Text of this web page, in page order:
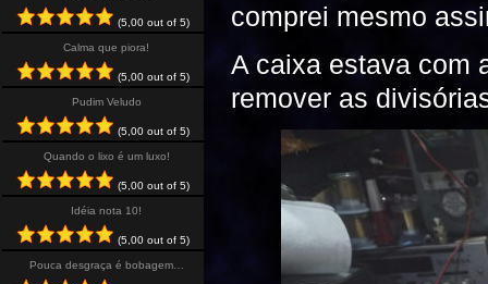
comprei mesmo
A caixa estava com
remover as
(5,00 out of 5)
Calma que piora!
(5,00 out of 5)
Pudim Veludo
(5,00 out of 5)
Quando o lixo é um luxo!
(5,00 out of 5)
Idéia nota 10!
(5,00 out of 5)
Pouca desgraça é bobagem…